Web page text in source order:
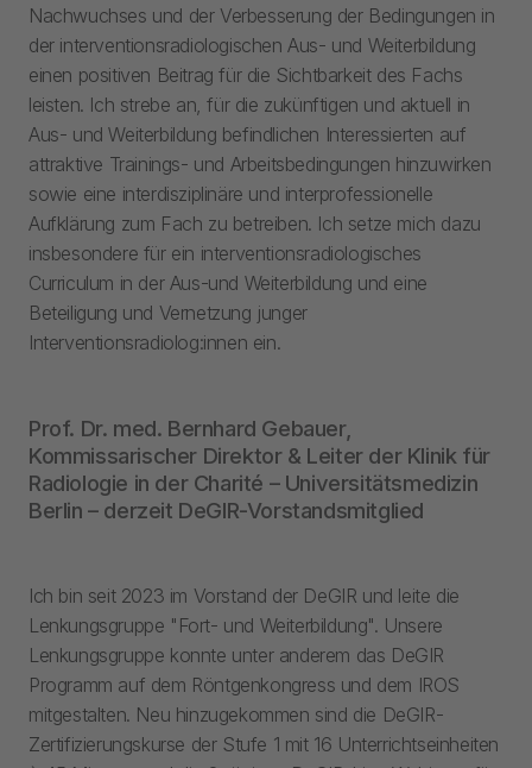
Nachwuchses und der Verbesserung der Bedingungen in
der interventionsradiologischen Aus- und Weiterbildung
einen positiven Beitrag für die Sichtbarkeit des Fachs
leisten. Ich strebe an, für die zukünftigen und aktuell in
Aus- und Weiterbildung befindlichen Interessierten auf
attraktive Trainings- und Arbeitsbedingungen hinzuwirken
sowie eine interdisziplinäre und interprofessionelle
Aufklärung zum Fach zu betreiben. Ich setze mich dazu
insbesondere für ein interventionsradiologisches
Curriculum in der Aus-und Weiterbildung und eine
Beteiligung und Vernetzung junger
Interventionsradiolog:innen ein.
Prof. Dr. med. Bernhard Gebauer,
Kommissarischer Direktor & Leiter der Klinik für
Radiologie in der Charité – Universitätsmedizin
Berlin – derzeit DeGIR-Vorstandsmitglied
Ich bin seit 2023 im Vorstand der DeGIR und leite die
Lenkungsgruppe "Fort- und Weiterbildung". Unsere
Lenkungsgruppe konnte unter anderem das DeGIR
Programm auf dem Röntgenkongress und dem IROS
mitgestalten. Neu hinzugekommen sind die DeGIR-
Zertifizierungskurse der Stufe 1 mit 16 Unterrichtseinheiten